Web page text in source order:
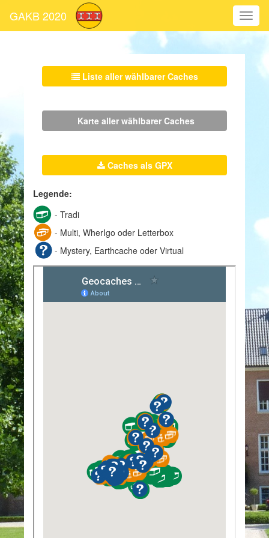
GAKB 2020
Liste aller wählbarer Caches
Karte aller wählbarer Caches
Caches als GPX
Legende:
- Tradi
- Multi, WherIgo oder Letterbox
- Mystery, Earthcache oder Virtual